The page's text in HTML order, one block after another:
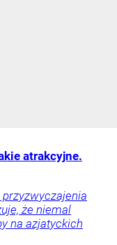
atrakcyjne.
przyzwyczajenia
że niemal
na azjatyckich